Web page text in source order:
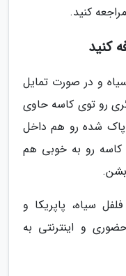
کنید.
کنید
سیاه و در صورت تمایل
رو توی کاسه حاوی
پاک شده رو هم داخل
کاسه رو به خوبی هم
بشن.
سیاه، پاپریکا و
و اینترنتی به